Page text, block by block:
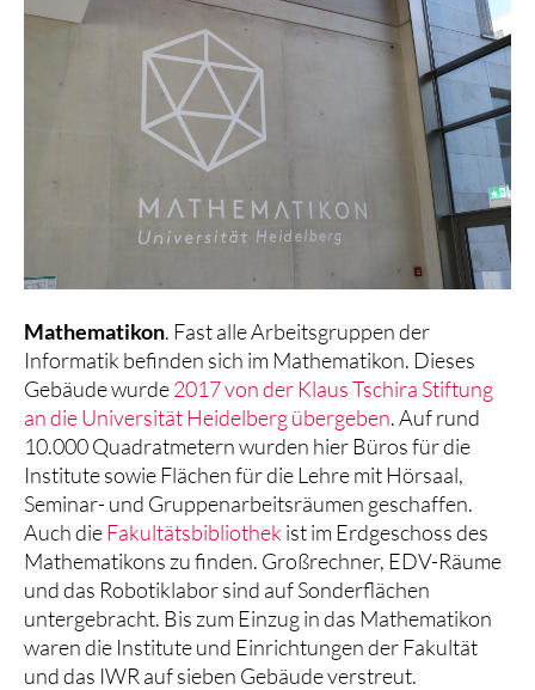
Mathematikon. Fast alle Arbeitsgruppen der
Informatik befinden sich im Mathematikon. Dieses
Gebäude wurde2017 von der Klaus Tschira Stiftung
an die Universität Heidelberg übergeben. Auf rund
10.000 Quadratmetern wurden hier Büros für die
Institute sowie Flächen für die Lehre mit Hörsaal,
Seminar- und Gruppenarbeitsräumen geschaffen.
Auch dieFakultätsbibliothek ist im Erdgeschoss des
Mathematikons zu finden. Großrechner, EDV-Räume
und das Robotiklabor sind auf Sonderflächen
untergebracht. Bis zum Einzug in das Mathematikon
waren die Institute und Einrichtungen der Fakultät
und das IWR auf sieben Gebäude verstreut.